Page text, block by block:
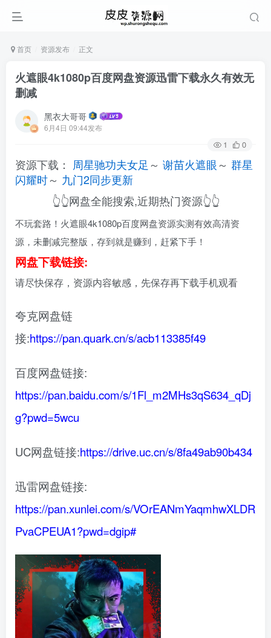
首页 资源发布 正文
火遮眼4k1080p百度网盘资源迅雷下载永久有效无
删减
黑衣大哥哥
6月4日 09:44发布
1 0
资源下载： 周星驰功夫女足 ～ 谢苗火遮眼～ 群星
闪耀时～ 九门2同步更新
👆👆网盘全能搜索,近期热门资源👆👆
不玩套路！火遮眼4k1080p百度网盘资源实测有效高清资
源，未删减完整版，存到就是赚到，赶紧下手！
网盘下载链接:
请尽快保存，资源内容敏感，先保存再下载手机观看
夸克网盘链
接:https://pan.quark.cn/s/acb113385f49
百度网盘链接:
https://pan.baidu.com/s/1Fl_m2MHs3qS634_qDj
g?pwd=5wcu
UC网盘链接:https://drive.uc.cn/s/8fa49ab90b434
迅雷网盘链接:
https://pan.xunlei.com/s/VOrEANmYaqmhwXLDR
PvaCPEUA1?pwd=dgip#